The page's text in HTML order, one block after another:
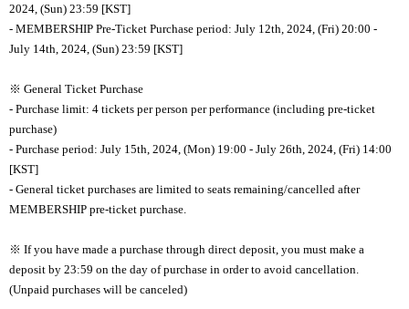
2024, (Sun) 23:59 [KST]
- MEMBERSHIP Pre-Ticket Purchase period: July 12th, 2024, (Fri) 20:00 -
July 14th, 2024, (Sun) 23:59 [KST]
※ General Ticket Purchase
- Purchase limit: 4 tickets per person per performance (including pre-ticket
purchase)
- Purchase period: July 15th, 2024, (Mon) 19:00 - July 26th, 2024, (Fri) 14:00
[KST]
- General ticket purchases are limited to seats remaining/cancelled after
MEMBERSHIP pre-ticket purchase.
※ If you have made a purchase through direct deposit, you must make a
deposit by 23:59 on the day of purchase in order to avoid cancellation.
(Unpaid purchases will be canceled)